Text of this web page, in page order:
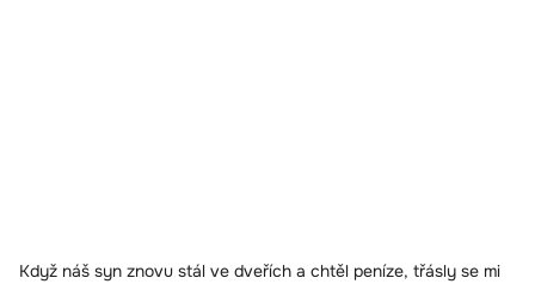
Když náš syn znovu stál ve dveřích a chtěl peníze, třásly se mi